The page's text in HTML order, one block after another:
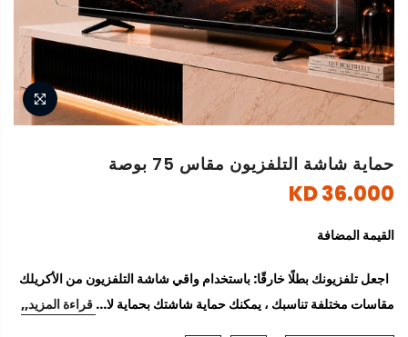
حماية شاشة التلفزيون مقاس 75 بوصة
36.000 KD
القيمة المضافة
اجعل تلفزيونك بطلًا خارقًا: باستخدام واقي شاشة التلفزيون من الأكريلك
مقاسات مختلفة تناسبك ، يمكنك حماية شاشتك بحماية لا... قراءة المزيد,,